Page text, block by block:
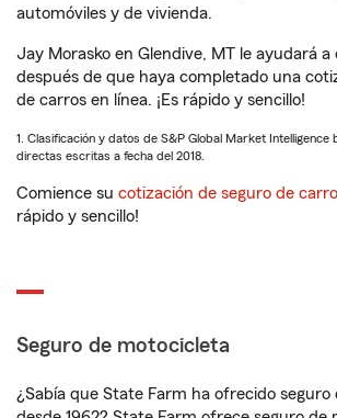
automóviles y de vivienda.
Jay Morasko en Glendive, MT le ayudará
después de que haya completado una
de carros en línea. ¡Es rápido y sencillo!
1. Clasificación y datos de S&P Global Market Intelligence
directas escritas a fecha del 2018.
Comience su cotización de seguro de
rápido y sencillo!
Seguro de motocicleta
¿Sabía que State Farm ha ofrecido